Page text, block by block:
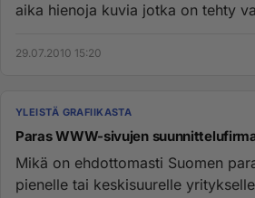
aika hienoja kuvia jotka on tehty
29.07.2010 15:20
YLEISTÄ GRAFIIKASTA
Paras WWW-sivujen
Mikä on ehdottomasti Suomen
pienelle tai keskisuurelle